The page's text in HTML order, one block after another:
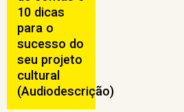
10 dicas
para o
sucesso do
seu projeto
cultural
(Audiodescrição)